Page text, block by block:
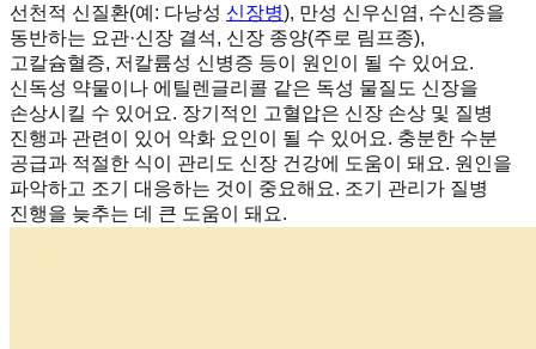
선천적 신질환(예: 다낭성 신장병), 만성 신우신염, 수신증을
동반하는 요관·신장 결석, 신장 종양(주로 림프종),
고칼슘혈증, 저칼륨성 신병증 등이 원인이 될 수 있어요.
신독성 약물이나 에틸렌글리콜 같은 독성 물질도 신장을
손상시킬 수 있어요. 장기적인 고혈압은 신장 손상 및 질병
진행과 관련이 있어 악화 요인이 될 수 있어요. 충분한 수분
공급과 적절한 식이 관리도 신장 건강에 도움이 돼요. 원인을
파악하고 조기 대응하는 것이 중요해요. 조기 관리가 질병
진행을 늦추는 데 큰 도움이 돼요.